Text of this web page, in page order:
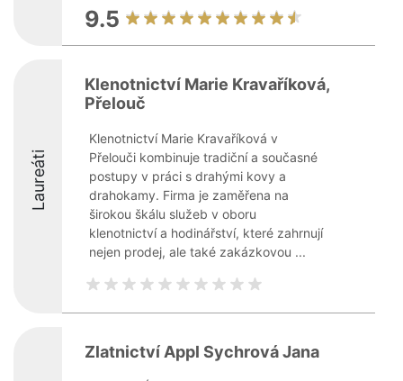
9.5
Laureáti
Klenotnictví Marie Kravaříková,
Přelouč
Klenotnictví Marie Kravaříková v
Přelouči kombinuje tradiční a současné
postupy v práci s drahými kovy a
drahokamy. Firma je zaměřena na
širokou škálu služeb v oboru
klenotnictví a hodinářství, které zahrnují
nejen prodej, ale také zakázkovou ...
Zlatnictví Appl Sychrová Jana